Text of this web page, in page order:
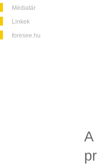
Médiatár
Linkek
foresee.hu